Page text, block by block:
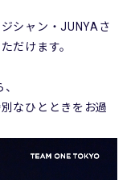
シャン・JUNYAさ
だけます。
なひとときをお過